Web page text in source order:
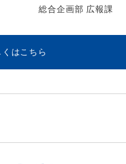
総合企画部 広報課
はこちら